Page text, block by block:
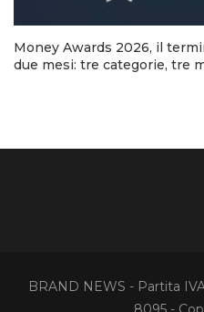
Money Awards 2026, il
due mesi: tre categorie, tre
BRAND NEWS - Partita